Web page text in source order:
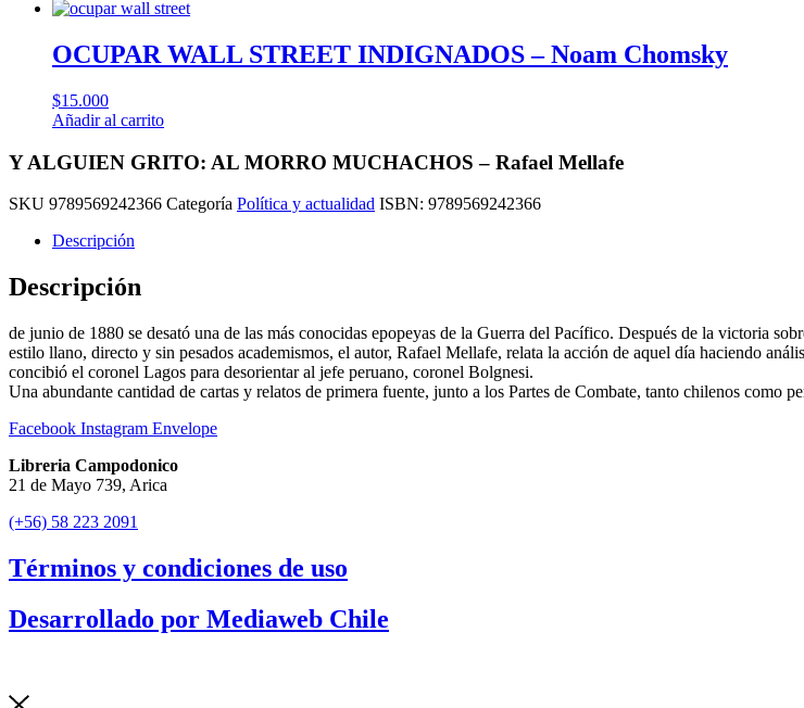
OCUPAR WALL STREET INDIGNADOS – Noam Chomsky
$15.000
Añadir al carrito
Y ALGUIEN GRITO: AL MORRO MUCHACHOS – Rafael Mellafe
SKU 9789569242366 Categoría Política y actualidad ISBN: 9789569242366
Descripción
Descripción
de junio de 1880 se desató una de las más conocidas epopeyas de la Guerra del Pacífico. Después de la victoria
estilo llano, directo y sin pesados academismos, el autor, Rafael Mellafe, relata la acción de aquel día haciendo
concibió el coronel Lagos para desorientar al jefe peruano, coronel Bolgnesi.
Una abundante cantidad de cartas y relatos de primera fuente, junto a los Partes de Combate, tanto chilenos como
Facebook Instagram Envelope
Libreria Campodonico
21 de Mayo 739, Arica
(+56) 58 223 2091
Términos y condiciones de uso
Desarrollado por Mediaweb Chile